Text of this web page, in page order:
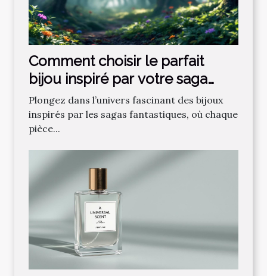
Comment choisir le parfait
bijou inspiré par votre saga
fantastique préférée ?
Plongez dans l’univers fascinant des bijoux
inspirés par les sagas fantastiques, où chaque
pièce...